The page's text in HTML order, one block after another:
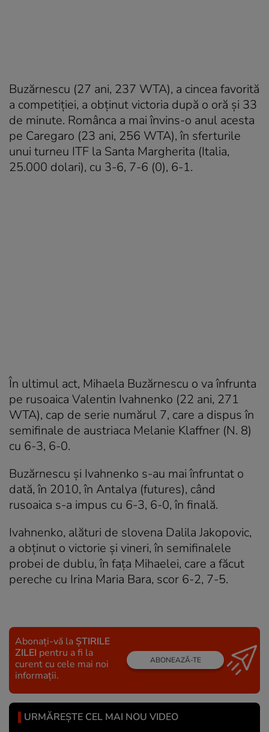
Buzărnescu (27 ani, 237 WTA), a cincea favorită
a competiției, a obținut victoria după o oră și 33
de minute. Românca a mai învins-o anul acesta
pe Caregaro (23 ani, 256 WTA), în sferturile
unui turneu ITF la Santa Margherita (Italia,
25.000 dolari), cu 3-6, 7-6 (0), 6-1.
În ultimul act, Mihaela Buzărnescu o va înfrunta
pe rusoaica Valentin Ivahnenko (22 ani, 271
WTA), cap de serie numărul 7, care a dispus în
semifinale de austriaca Melanie Klaffner (N. 8)
cu 6-3, 6-0.
Buzărnescu și Ivahnenko s-au mai înfruntat o
dată, în 2010, în Antalya (futures), când
rusoaica s-a impus cu 6-3, 6-0, în finală.
Ivahnenko, alături de slovena Dalila Jakopovic,
a obținut o victorie și vineri, în semifinalele
probei de dublu, în fața Mihaelei, care a făcut
pereche cu Irina Maria Bara, scor 6-2, 7-5.
Abonați-vă la ȘTIRILE
ZILEI pentru a fi la
curent cu cele mai noi
informații.
ABONEAZĂ-TE
URMĂREȘTE CEL MAI NOU VIDEO